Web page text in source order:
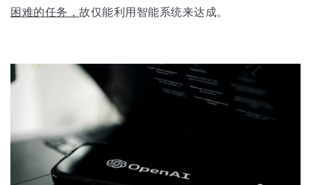
困难的任务， 故仅能利用智能系统来达成。